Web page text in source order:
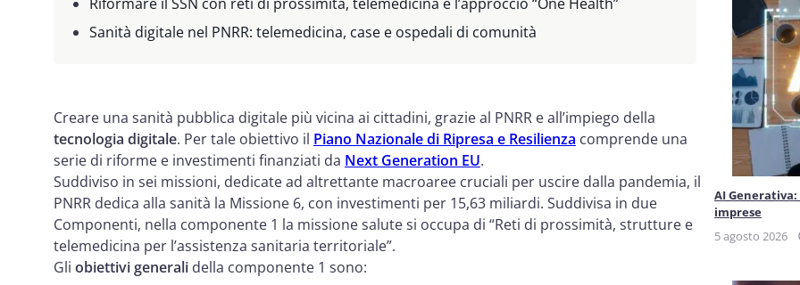
Sanità digitale nel PNRR: telemedicina, case e ospedali di comunità
Creare una sanità pubblica digitale più vicina ai cittadini, grazie al PNRR e all’impiego della
tecnologia digitale. Per tale obiettivo il Piano Nazionale di Ripresa e Resilienza comprende una
serie di riforme e investimenti finanziati da Next Generation EU.
Suddiviso in sei missioni, dedicate ad altrettante macroaree cruciali per uscire dalla pandemia, il
PNRR dedica alla sanità la Missione 6, con investimenti per 15,63 miliardi. Suddivisa in due
Componenti, nella componente 1 la missione salute si occupa di “Reti di prossimità, strutture e
telemedicina per l’assistenza sanitaria territoriale”.
Gli obiettivi generali della componente 1 sono:
AI
imprese
5 agosto 2026